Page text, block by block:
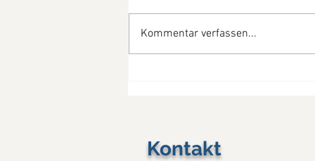
Kommentar verfassen...
Kontakt